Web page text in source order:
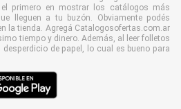
primero en mostrar los catálogos más
lleguen a tu buzón. Obviamente podés
la tienda. Agregá Catalogosofertas.com.ar
tiempo y dinero. Además, al leer folletos
de papel, lo cual es bueno para